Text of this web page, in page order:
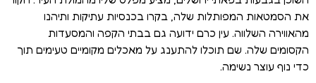
את הסמטאות המפותלות שלה, בקרו בכנסיות עתיקות ותיהנו
מהאווירה השלווה. עין כרם ידועה גם בבתי הקפה והמסעדות
הקסומים שלה. שם תוכלו להתענג על מאכלים מקומיים טעימים תוך
כדי נוף עוצר נשימה.